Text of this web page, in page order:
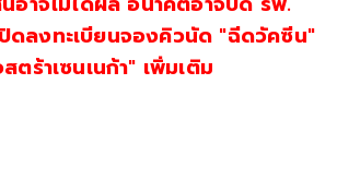
ปิดลงทะเบียนจองคิวนัด "ฉีดวัคซีน"
ตร้าเซนเนก้า" เพิ่มเติม